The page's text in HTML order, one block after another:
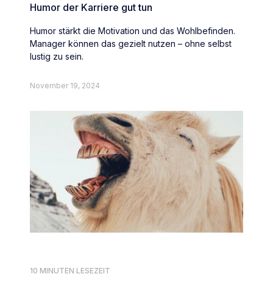
Humor der Karriere gut tun
Humor stärkt die Motivation und das Wohlbefinden.
Manager können das gezielt nutzen – ohne selbst
lustig zu sein.
November 19, 2024
10 MINUTEN LESEZEIT